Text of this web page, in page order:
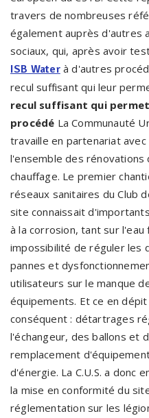
travers de nombreuses
également auprès d'autres
sociaux, qui, après avoir
ISB Waterà d'autres
recul suffisant qui leur
recul suffisant qui
procédé La Communauté
travaille en partenariat
l'ensemble des rénovations
chauffage. Le premier
réseaux sanitaires du Club
site connaissait
à la corrosion, tant sur l'eau
impossibilité de réguler les
pannes et
utilisateurs sur le manque
équipements. Et ce en
conséquent : détartrages
l'échangeur, des ballons et
remplacement
d'énergie. La C.U.S. a donc
la mise en conformité du
réglementation sur les